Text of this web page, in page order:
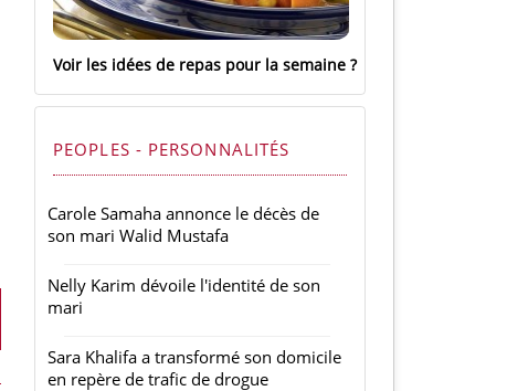
Voir les idées de repas pour la semaine
PEOPLES - PERSONNALITÉS
Carole Samaha annonce le décès de
son mari Walid Mustafa
Nelly Karim dévoile l'identité de son
mari
Sara Khalifa a transformé son domicile
en repère de trafic de drogue